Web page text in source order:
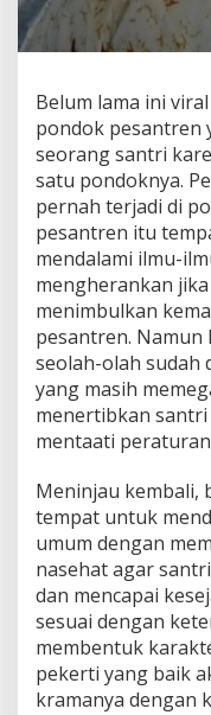
Belum lama ini
pondok pesantren
seorang santri
satu pondoknya.
pernah terjadi di
pesantren itu
mendalami ilmu-
mengherankan
menimbulkan
pesantren.
seolah-olah sudah
yang masih
menertibkan
mentaati
Meninjau kembali,
tempat untuk
umum dengan
nasehat agar
dan mencapai
sesuai dengan
membentuk
pekerti yang baik
kramanya dengan